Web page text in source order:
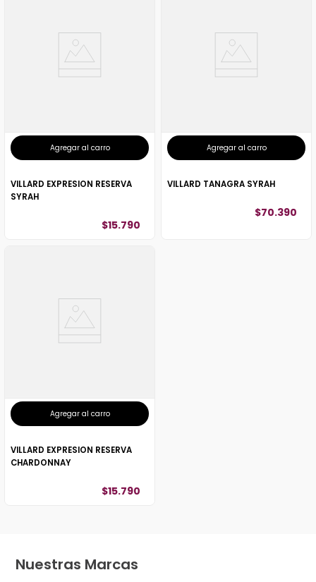
Agregar al carro
VILLARD EXPRESION RESERVA
SYRAH
$15.790
Agregar al carro
VILLARD TANAGRA SYRAH
$70.390
Agregar al carro
VILLARD EXPRESION RESERVA
CHARDONNAY
$15.790
Nuestras Marcas